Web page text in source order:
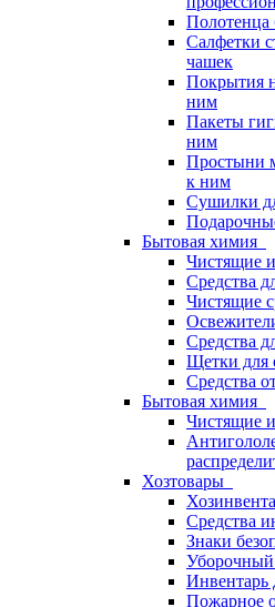
Салфетки
чашек
Покрытия
ним
Пакеты
ним
Простыни
к ним
Сушилки
Бытовая химия
Чистящие
Средства
Чистящие
Средства
Щетки для
Средства
Бытовая химия
Чистящие
Хозтовары
Средства
Знаки
Уборочный
Инвентарь
Пожарное